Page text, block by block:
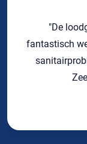
"De
fantastisch